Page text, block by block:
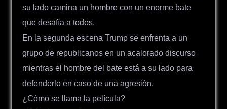
su lado camina un hombre con un enorme bate
que desafía a todos.
En la segunda escena Trump se enfrenta a un
grupo de republicanos en un acalorado discurso
mientras el hombre del bate está a su lado para
defenderlo en caso de una agresión.
¿Cómo se llama la película?